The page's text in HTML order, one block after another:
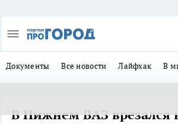
Документы Все новости Лайфхак В
В Нижнем ВАЗ врезался